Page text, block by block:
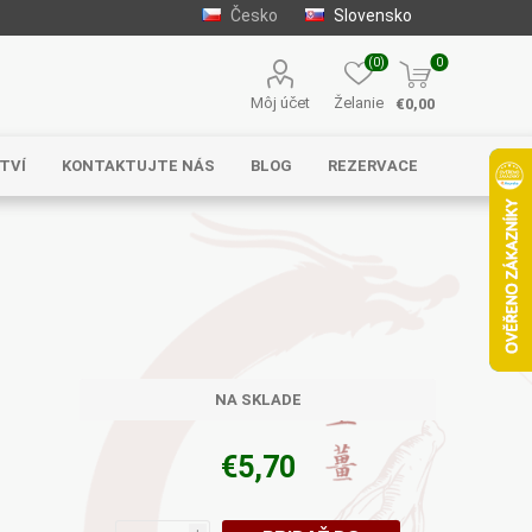
Česko Slovensko
Môj účet Želanie
(0) 0
€0,00
KONTAKTUJTE NÁS BLOG REZERVACE
NA SKLADE
€5,70